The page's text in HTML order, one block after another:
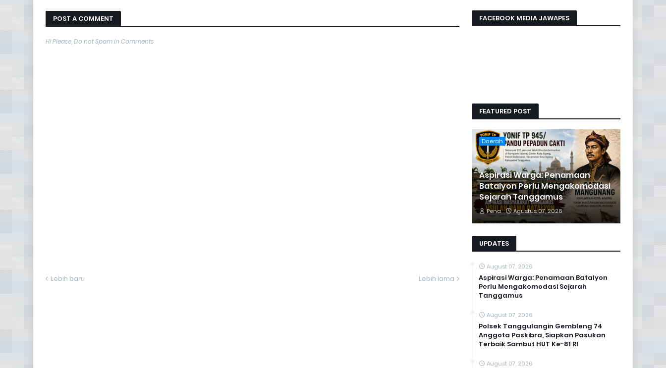
POST A COMMENT
Hi Please, Do not Spam in Comments
Lebih baru Lebih lama
FACEBOOK MEDIA JAWAPES
FEATURED POST
Daerah
Aspirasi Warga: Penamaan
Batalyon Perlu Mengakomodasi
Sejarah Tanggamus
Pena Agustus 07, 2026
UPDATES
August 07, 2026
Aspirasi Warga: Penamaan Batalyon
Perlu Mengakomodasi Sejarah
Tanggamus
August 07, 2026
Polsek Tanggulangin Gembleng 74
Anggota Paskibra, Siapkan Pasukan
Terbaik Sambut HUT Ke-81 RI
August 07, 2026